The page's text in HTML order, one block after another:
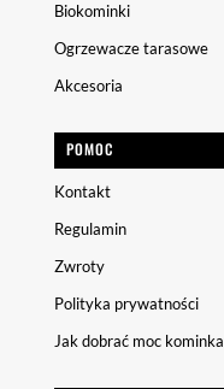
Biokominki
Ogrzewacze tarasowe
Akcesoria
POMOC
Kontakt
Regulamin
Zwroty
Polityka prywatności
Jak dobrać moc kominka